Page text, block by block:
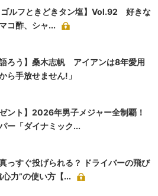
ゴルフときどきタン塩】Vol.92 好きな
コ酢、シャ...
語ろう】桑木志帆 アイアンは8年愛用
ら手放せません!」
ゼント】2026年男子メジャー全制覇！
ー「ダイナミック...
っすぐ投げられる？ ドライバーの飛び
力”の使い方【...